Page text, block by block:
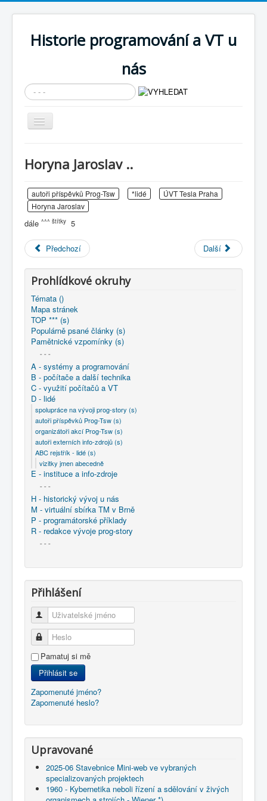
Historie programování a VT u
nás
Vyhledávání...
Přepnout
navigaci
Cíle expozice
PRŮVODCE EXPOZICÍ
Současnost SW a IT
Historické počítače
COBOL
Úvod
vizitky jmen abecedně
Horyna Jaroslav ..
autoři příspěvků Prog-Tsw *lidé
ÚVT Tesla Praha
Horyna Jaroslav
dále ^^^ štítky 5
Předchozí Další
Prohlídkové okruhy
Témata ()
Mapa stránek
TOP *** (s)
Populárně psané články (s)
Pamětnické vzpomínky (s)
- - -
A - systémy a programování
B - počítače a další technika
C - využití počítačů a VT
D - lidé
spolupráce na vývoji prog-story (s)
autoři příspěvků Prog-Tsw (s)
organizátoři akcí Prog-Tsw (s)
autoři externích info-zdrojů (s)
ABC rejstřík - lidé (s)
vizitky jmen abecedně
E - instituce a info-zdroje
- - -
H - historický vývoj u nás
M - virtuální sbírka TM v Brně
P - programátorské příklady
R - redakce vývoje prog-story
- - -
Přihlášení
Uživatelské jméno
Heslo
Pamatuj si mě
Přihlásit se
Zapomenuté jméno?
Zapomenuté heslo?
Upravované
2025-06 Stavebnice Mini-web ve vybraných
specializovaných projektech
1960 - Kybernetika neboli řízení a sdělování v živých